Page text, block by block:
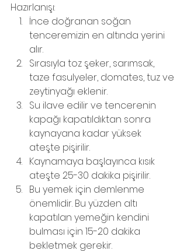
Hazırlanışı:
İnce doğranan soğan
tenceremizin en altında yerini
alır.
Sırasıyla toz şeker, sarımsak,
taze fasulyeler, domates, tuz ve
zeytinyağı eklenir.
Su ilave edilir ve tencerenin
kapağı kapatıldıktan sonra
kaynayana kadar yüksek
ateşte pişirilir.
Kaynamaya başlayınca kısık
ateşte 25-30 dakika pişirilir.
Bu yemek için demlenme
önemlidir. Bu yüzden altı
kapatılan yemeğin kendini
bulması için 15-20 dakika
bekletmek gerekir.